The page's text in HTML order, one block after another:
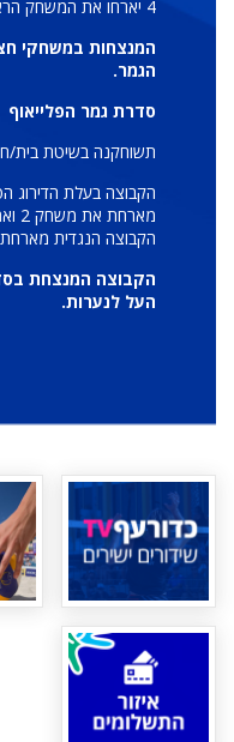
4 יארחו את המשחק הראשון.
המנצחות במשחקי
הגמר.
סדרת גמר הפלייאוף
תשוחקנה בשיטת בית/
הקבוצה בעלת הדירוג
הקבוצה הנגדית
הקבוצה המנצחת
העל לנערות.